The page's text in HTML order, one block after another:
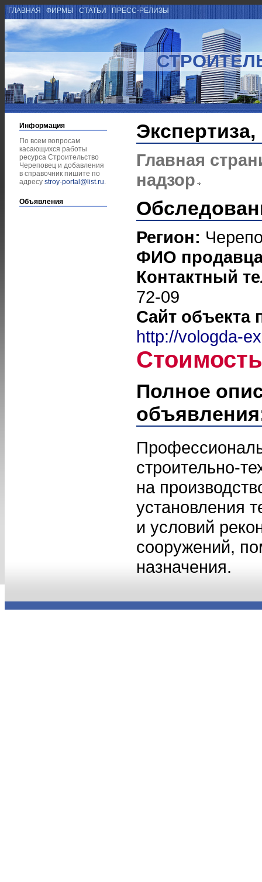
ГЛАВНАЯ ФИРМЫ СТАТЬИ ПРЕСС-РЕЛИЗЫ
Информация
По всем вопросам
касающихся работы
ресурса Строительство
Череповец и добавления
в справочник пишите по
адресу stroy-portal@list.ru.
Объявления
Главная
надзор
Регион:
ФИО
Контактный
72-09
Сайт объекта
http://vologda-
Полное
строительно-
на
установления
и условий
сооружений,
назначения.